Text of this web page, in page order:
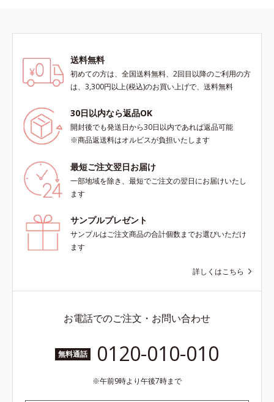
送料無料
初めての方は、全国送料無料、2回目以降のご利用の方
は、3,300円以上(税込)のお買い上げで、送料無料
30日以内なら返品OK
開封後でも発送日から30日以内であれば返品可能
※商品返送料はオルビスが負担いたします
最短ご注文翌日お届け
一部地域を除き、最短でご注文の翌日にお届けいたし
ます
サンプルプレゼント
サンプルはご注文商品の合計個数までお選びいただけ
ます
詳しくはこちら
お電話でのご注文・お問い合わせ
無料通話 0120-010-010
午前9時より午後7時まで